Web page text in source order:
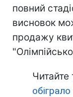
повний
висновок
продажу
Читайте